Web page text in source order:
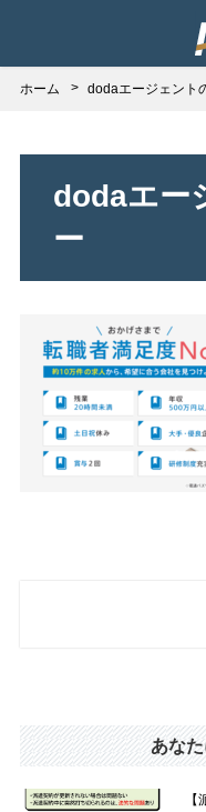
ホーム dodaエージェント
dodaエー
ー
あな